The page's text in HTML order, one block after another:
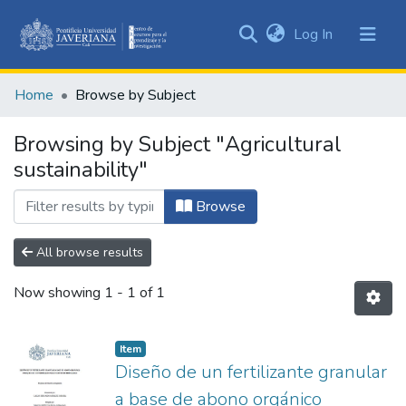
&
All of DSpace
Log In (current)
Home Browse by Subject
Browsing by Subject "Agricultural
sustainability"
Browse
All browse results
Now showing 1 - 1 of 1
Item
Diseño de un fertilizante granular
a base de abono orgánico